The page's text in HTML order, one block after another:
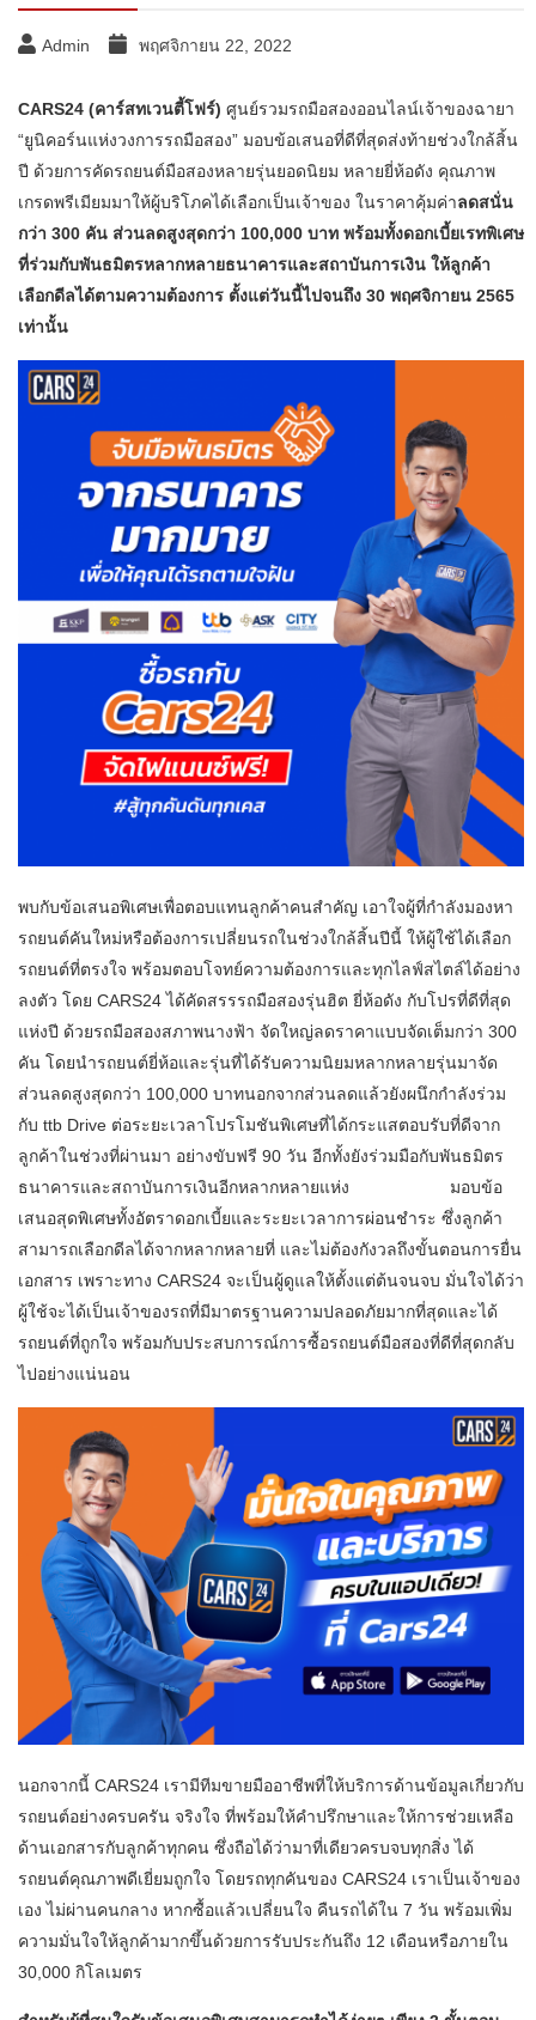
Admin พฤศจิกายน 22, 2022
CARS24 (คาร์สทเวนตี้โฟร์) ศูนย์รวมรถมือสองออนไลน์เจ้าของฉายา
“ยูนิคอร์นแห่งวงการรถมือสอง” มอบข้อเสนอที่ดีที่สุดส่งท้ายช่วงใกล้สิ้น
ปี ด้วยการคัดรถยนต์มือสองหลายรุ่นยอดนิยม หลายยี่ห้อดัง คุณภาพ
เกรดพรีเมียมมาให้ผู้บริโภคได้เลือกเป็นเจ้าของ ในราคาคุ้มค่าลดสนั่น
กว่า 300 คัน ส่วนลดสูงสุดกว่า 100,000 บาท พร้อมทั้งดอกเบี้ยเรทพิเศษ
ที่ร่วมกับพันธมิตรหลากหลายธนาคารและสถาบันการเงิน ให้ลูกค้า
เลือกดีลได้ตามความต้องการ ตั้งแต่วันนี้ไปจนถึง 30 พฤศจิกายน 2565
เท่านั้น
พบกับข้อเสนอพิเศษเพื่อตอบแทนลูกค้าคนสำคัญ เอาใจผู้ที่กำลังมองหา
รถยนต์คันใหม่หรือต้องการเปลี่ยนรถในช่วงใกล้สิ้นปีนี้ ให้ผู้ใช้ได้เลือก
รถยนต์ที่ตรงใจ พร้อมตอบโจทย์ความต้องการและทุกไลฟ์สไตล์ได้อย่าง
ลงตัว โดย CARS24 ได้คัดสรรรถมือสองรุ่นฮิต ยี่ห้อดัง กับโปรที่ดีที่สุด
แห่งปี ด้วยรถมือสองสภาพนางฟ้า จัดใหญ่ลดราคาแบบจัดเต็มกว่า 300
คัน โดยนำรถยนต์ยี่ห้อและรุ่นที่ได้รับความนิยมหลากหลายรุ่นมาจัด
ส่วนลดสูงสุดกว่า 100,000 บาทนอกจากส่วนลดแล้วยังผนึกกำลังร่วม
กับ ttb Drive ต่อระยะเวลาโปรโมชันพิเศษที่ได้กระแสตอบรับที่ดีจาก
ลูกค้าในช่วงที่ผ่านมา อย่างขับฟรี 90 วัน อีกทั้งยังร่วมมือกับพันธมิตร
ธนาคารและสถาบันการเงินอีกหลากหลายแห่ง มอบข้อ
เสนอสุดพิเศษทั้งอัตราดอกเบี้ยและระยะเวลาการผ่อนชำระ ซึ่งลูกค้า
สามารถเลือกดีลได้จากหลากหลายที่ และไม่ต้องกังวลถึงขั้นตอนการยื่น
เอกสาร เพราะทาง CARS24 จะเป็นผู้ดูแลให้ตั้งแต่ต้นจนจบ มั่นใจได้ว่า
ผู้ใช้จะได้เป็นเจ้าของรถที่มีมาตรฐานความปลอดภัยมากที่สุดและได้
รถยนต์ที่ถูกใจ พร้อมกับประสบการณ์การซื้อรถยนต์มือสองที่ดีที่สุดกลับ
ไปอย่างแน่นอน
นอกจากนี้ CARS24 เรามีทีมขายมืออาชีพที่ให้บริการด้านข้อมูลเกี่ยวกับ
รถยนต์อย่างครบครัน จริงใจ ที่พร้อมให้คำปรึกษาและให้การช่วยเหลือ
ด้านเอกสารกับลูกค้าทุกคน ซึ่งถือได้ว่ามาที่เดียวครบจบทุกสิ่ง ได้
รถยนต์คุณภาพดีเยี่ยมถูกใจ โดยรถทุกคันของ CARS24 เราเป็นเจ้าของ
เอง ไม่ผ่านคนกลาง หากซื้อแล้วเปลี่ยนใจ คืนรถได้ใน 7 วัน พร้อมเพิ่ม
ความมั่นใจให้ลูกค้ามากขึ้นด้วยการรับประกันถึง 12 เดือนหรือภายใน
30,000 กิโลเมตร